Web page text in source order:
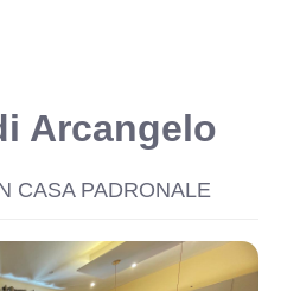
Arcangelo
CASA PADRONALE